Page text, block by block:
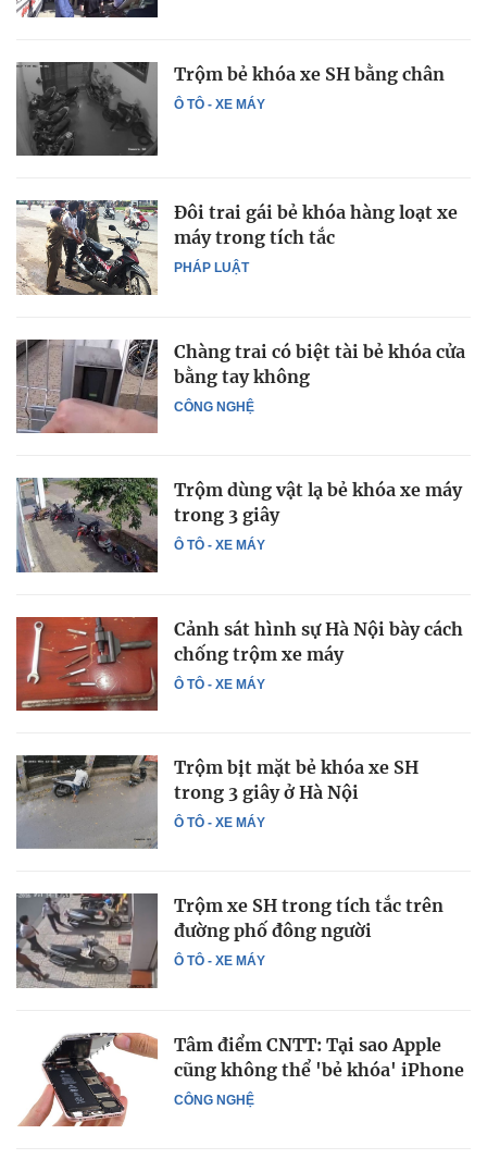
Ô TÔ - XE MÁY
Trộm bẻ khóa xe SH bằng chân
PHÁP LUẬT
Đôi trai gái bẻ khóa hàng loạt xe
máy trong tích tắc
CÔNG NGHỆ
Chàng trai có biệt tài bẻ khóa cửa
bằng tay không
Ô TÔ - XE MÁY
Trộm dùng vật lạ bẻ khóa xe máy
trong 3 giây
Ô TÔ - XE MÁY
Cảnh sát hình sự Hà Nội bày cách
chống trộm xe máy
Ô TÔ - XE MÁY
Trộm bịt mặt bẻ khóa xe SH
trong 3 giây ở Hà Nội
Ô TÔ - XE MÁY
Trộm xe SH trong tích tắc trên
đường phố đông người
CÔNG NGHỆ
Tâm điểm CNTT: Tại sao Apple
cũng không thể 'bẻ khóa' iPhone